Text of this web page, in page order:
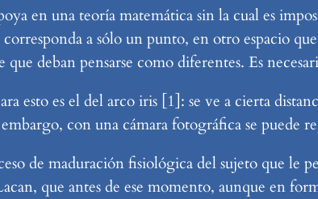
en una teoría matemática sin la cual es
corresponda a sólo un punto, en otro espacio
que deban pensarse como diferentes. Es
esto es el del arco iris [1]: se ve a cierta
con una cámara fotográfica se puede
de maduración fisiológica del sujeto que le
que antes de ese momento, aunque en